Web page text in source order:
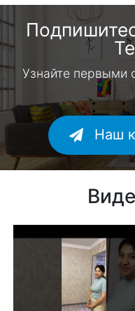
Узнайте первыми
Наш